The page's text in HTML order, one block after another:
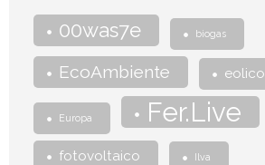
00was7e biogas
EcoAmbiente eolico
Europa Fer.Live
fotovoltaico Ilva